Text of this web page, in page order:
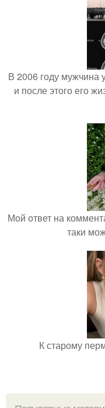
В 2006 году мужчина
и после этого его
Мой ответ на
таки
К старому